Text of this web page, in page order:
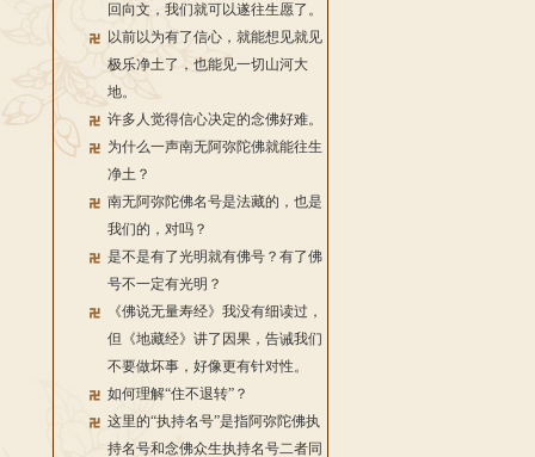
回向文，我们就可以遂往生愿了。
以前以为有了信心，就能想见就见
极乐净土了，也能见一切山河大
地。
许多人觉得信心决定的念佛好难。
为什么一声南无阿弥陀佛就能往生
净土？
南无阿弥陀佛名号是法藏的，也是
我们的，对吗？
是不是有了光明就有佛号？有了佛
号不一定有光明？
《佛说无量寿经》我没有细读过，
但《地藏经》讲了因果，告诫我们
不要做坏事，好像更有针对性。
如何理解“住不退转”？
这里的“执持名号”是指阿弥陀佛执
持名号和念佛众生执持名号二者同